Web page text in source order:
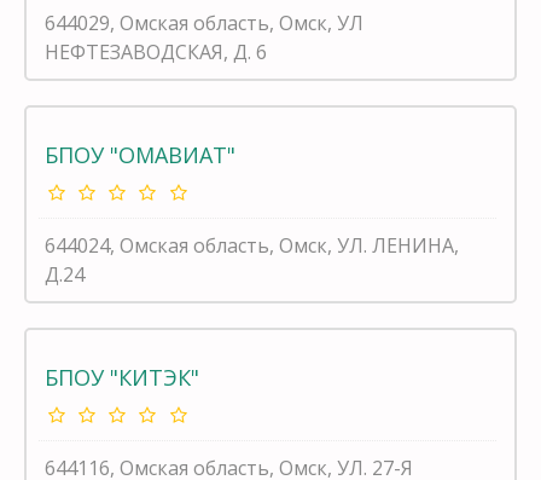
644029, Омская область, Омск, УЛ
НЕФТЕЗАВОДСКАЯ, Д. 6
БПОУ "ОМАВИАТ"
644024, Омская область, Омск, УЛ. ЛЕНИНА,
Д.24
БПОУ "КИТЭК"
644116, Омская область, Омск, УЛ. 27-Я